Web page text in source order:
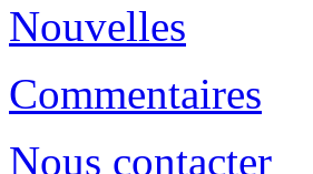
Nouvelles
Commentaires
Nous contacter